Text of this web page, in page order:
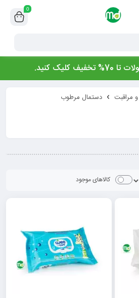
0
کلیک کنید.
مراقبت دستمال مرطوب
کالاهای موجود